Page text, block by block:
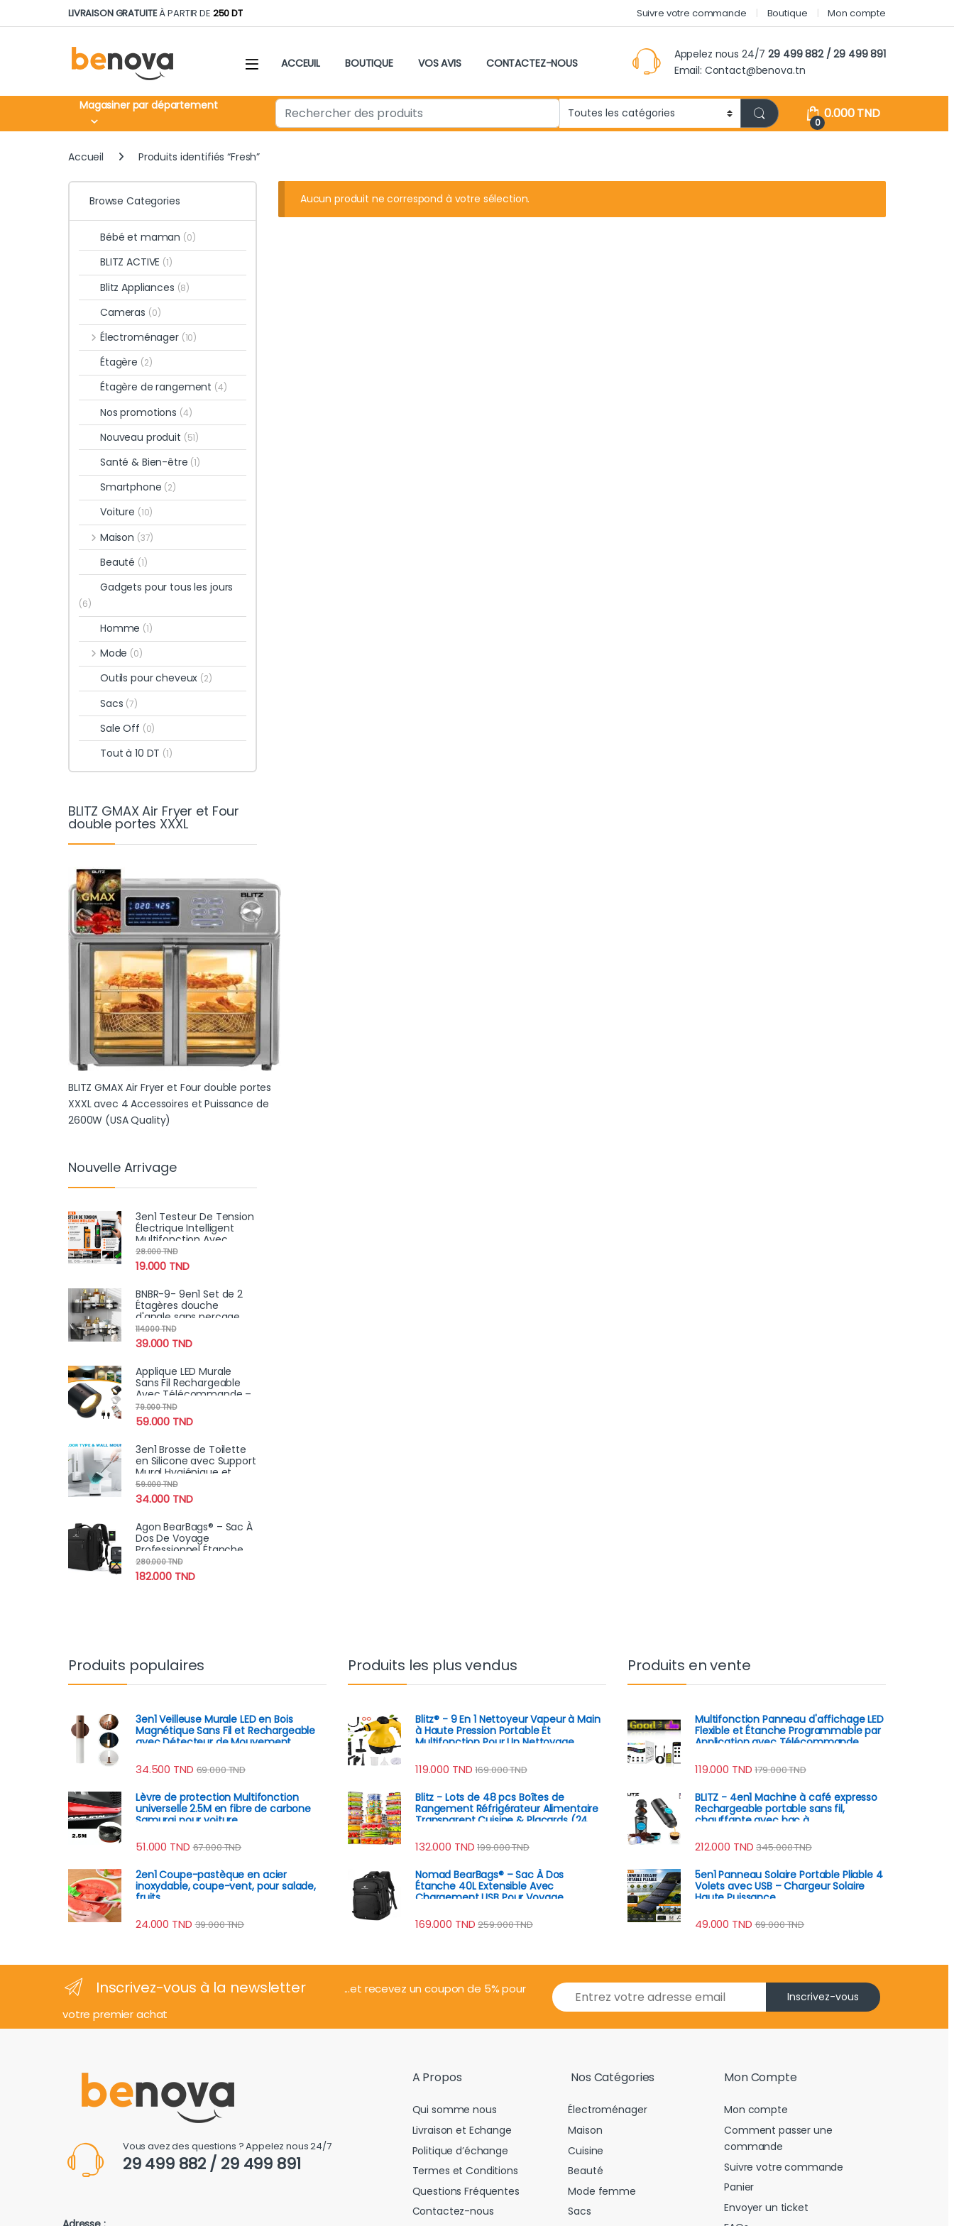
Skip to navigation
Skip to contentLIVRAISON GRATUITEÀ PARTIR DE 250 DT Suivre votre commande Boutique Mon compte
ACCEUIL BOUTIQUE VOS AVIS CONTACTEZ-NOUS
Appelez nous 24/729 499 882 / 29 499 891
Email: Contact@benova.tn
Magasiner par département Search for:
0
0.000TND
Accueil Produits identifiés “Fresh”
Aucun produit ne correspond à votre sélection.
Browse Categories
Bébé et maman (0)
BLITZ ACTIVE (1)
Blitz Appliances (8)
Cameras (0)
Électroménager (10)
Étagère (2)
Étagère de rangement (4)
Nos promotions (4)
Nouveau produit (51)
Santé & Bien-être (1)
Smartphone (2)
Voiture (10)
Maison (37)
Beauté (1)
Gadgets pour tous les jours
(6)
Homme (1)
Mode (0)
Outils pour cheveux (2)
Sacs (7)
Sale Off (0)
Tout à 10 DT (1)
BLITZ GMAX Air Fryer et Four
double portes XXXL
BLITZ GMAX Air Fryer et Four double portes
XXXL avec 4 Accessoires et Puissance de
2600W (USA Quality)
Nouvelle Arrivage
3en1 Testeur De Tension
Électrique Intelligent
Multifonction Avec
Écran LCD
19.000 TND
28.000TND
BNBR-9- 9en1 Set de 2
Étagères douche
d'angle sans perçage
INOX rangement salle
de bain
39.000 TND
114.000TND
Applique LED Murale
Sans Fil Rechargeable
Avec Télécommande –
Éclairage Tactile &
Pivotant 360°
59.000 TND
79.000TND
3en1 Brosse de Toilette
en Silicone avec Support
Mural Hygiénique et
Moderne
34.000 TND
59.000TND
Agon BearBags® – Sac À
Dos De Voyage
Professionnel Étanche
Avec Chargement USB
182.000 TND
280.000TND
Produits populaires
3en1 Veilleuse Murale LED en Bois
Magnétique Sans Fil et Rechargeable
avec Détecteur de Mouvement
34.500 TND 69.000TND
Lèvre de protection Multifonction
universelle 2.5M en fibre de carbone
Samurai pour voiture
51.000 TND 67.000TND
2en1 Coupe-pastèque en acier
inoxydable, coupe-vent, pour salade,
fruits
24.000 TND 39.000TND
Produits les plus vendus
Blitz® - 9 En 1 Nettoyeur Vapeur à Main
à Haute Pression Portable Et
Multifonction Pour Un Nettoyage
119.000 TND 169.000TND
Blitz - Lots de 48 pcs Boîtes de
Rangement Réfrigérateur Alimentaire
Transparent Cuisine & Placards (24
132.000 TND 199.000TND
Nomad BearBags® – Sac À Dos
Étanche 40L Extensible Avec
Chargement USB Pour Voyage
169.000 TND 259.000TND
Produits en vente
Multifonction Panneau d'affichage LED
Flexible et Étanche Programmable par
Application avec Télécommande
119.000 TND 179.000TND
BLITZ - 4en1 Machine à café expresso
Rechargeable portable sans fil,
chauffante avec bac à
automatique, batterie 8h
212.000 TND 345.000TND
5en1 Panneau Solaire Portable Pliable 4
Volets avec USB – Chargeur Solaire
Haute Puissance
49.000 TND 69.000TND
Inscrivez-vous à la newsletter
...et recevez un coupon de 5% pour
votre premier achat
E
m
i
Inscrivez-vous
Vous avez des questions ? Appelez nous 24/7
29 499 882 / 29 499 891
A Propos
Qui somme nous
Livraison et Echange
Politique d’échange
Termes et Conditions
Questions Fréquentes
Contactez-nous
Nos Catégories
Électroménager
Maison
Cuisine
Beauté
Mode femme
Sacs
Mon Compte
Mon compte
Comment passer une
commande
Suivre votre commande
Panier
Envoyer un ticket